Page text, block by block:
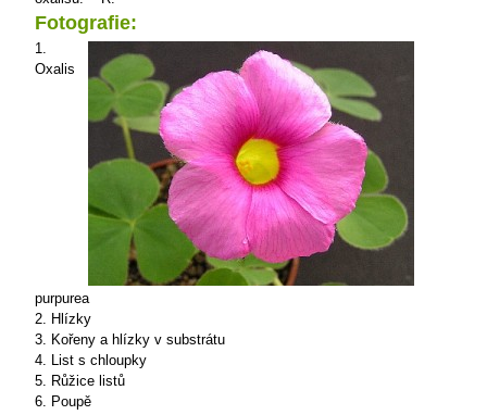
Fotografie:
1.
Oxalis
purpurea
2. Hlízky
3. Kořeny a hlízky v substrátu
4. List s chloupky
5. Růžice listů
6. Poupě